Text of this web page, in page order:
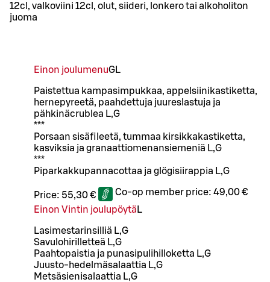
12cl, valkoviini 12cl, olut, siideri, lonkero tai alkoholiton
juoma
Einon joulumenuGL
Paistettua kampasimpukkaa, appelsiinikastiketta,
hernepyreetä, paahdettuja juureslastuja ja
pähkinäcrublea L,G
***
Porsaan sisäfileetä, tummaa kirsikkakastiketta,
kasviksia ja granaattiomenansiemeniä L,G
***
Piparkakkupannacottaa ja glögisiirappia L,G
Price: 55,30 € Co-op member price: 49,00 €
Einon Vintin joulupöytä L
Lasimestarinsilliä L,G
Savulohirilletteä L,G
Paahtopaistia ja punasipulihilloketta L,G
Juusto-hedelmäsalaattia L,G
Metsäsienisalaattia L,G